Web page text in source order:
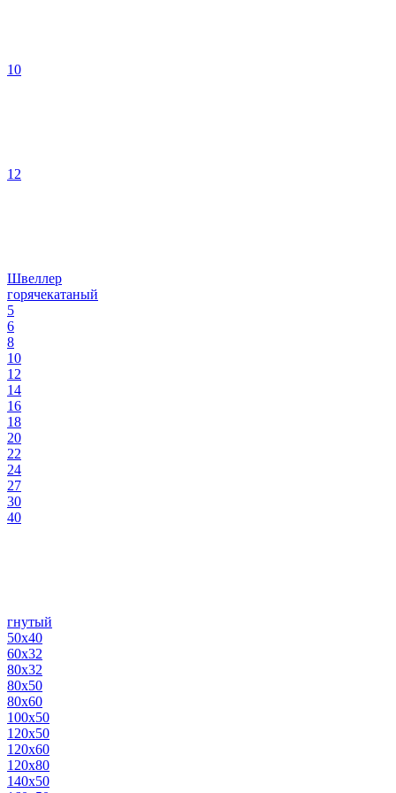
10
12
Швеллер
горячекатаный
5
6
8
10
12
14
16
18
20
22
24
27
30
40
гнутый
50х40
60х32
80х32
80х50
80х60
100х50
120х50
120х60
120х80
140х50